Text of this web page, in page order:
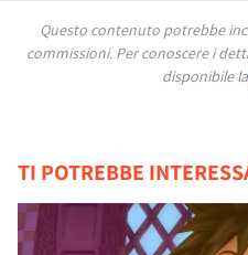
Questo contenuto potrebbe
commissioni. Per conoscere i
disponibile la
TI POTREBBE